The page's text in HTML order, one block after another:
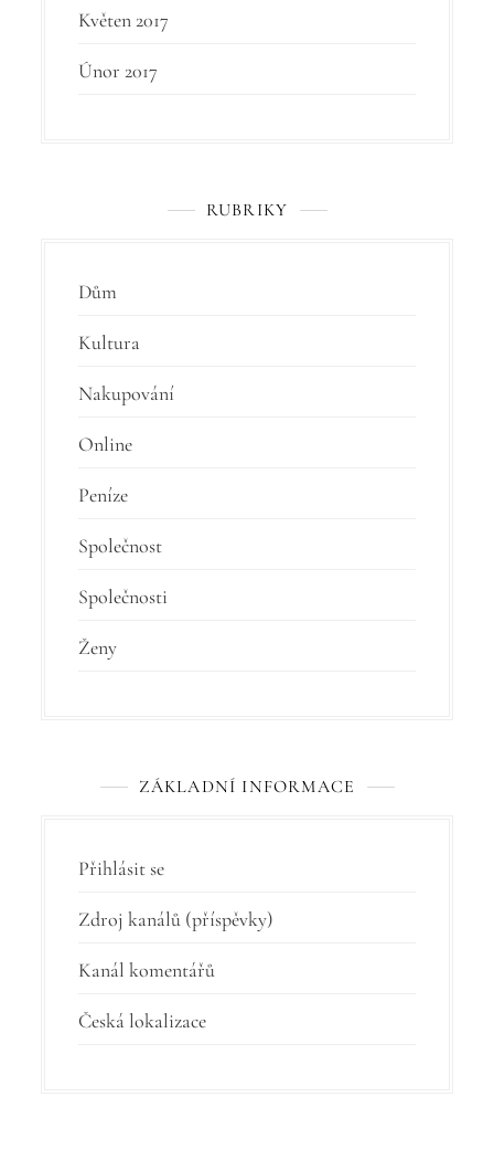
Květen 2017
Únor 2017
RUBRIKY
Dům
Kultura
Nakupování
Online
Peníze
Společnost
Společnosti
Ženy
ZÁKLADNÍ INFORMACE
Přihlásit se
Zdroj kanálů (příspěvky)
Kanál komentářů
Česká lokalizace